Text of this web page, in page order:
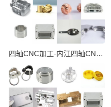
四轴CNC加工-内江四轴CNC数控加工